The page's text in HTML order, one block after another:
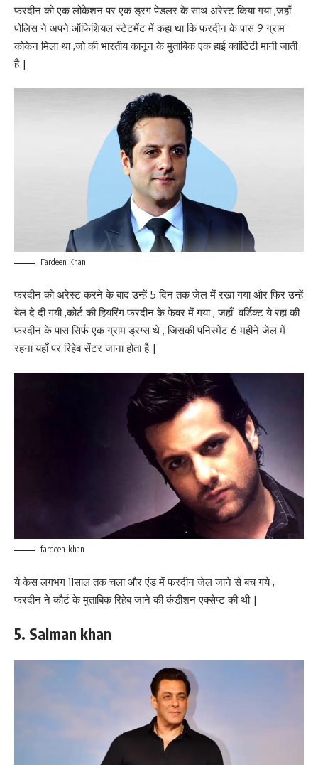
फरदीन को एक लोकेशन पर एक ड्रग पेडलर के साथ अरेस्ट किया गया ,जहाँ
पोलिस ने अपने ऑफिशियल स्टेटमेंट में कहा था कि फरदीन के पास 9 ग्राम
कोकेन मिला था ,जो की भारतीय कानून के मुताबिक एक हाई क्वांटिटी मानी जाती
है |
Fardeen Khan
फरदीन को अरेस्ट करने के बाद उन्हें 5 दिन तक जेल में रखा गया और फिर उन्हें
बेल दे दी गयी ,कोर्ट की हियरिंग फरदीन के फेवर में गया , जहाँ वर्डिक्ट ये रहा की
फरदीन के पास सिर्फ एक ग्राम ड्रग्स थे , जिसकी पनिस्मेंट 6 महीने जेल में
रहना यहाँ पर रिहेब सेंटर जाना होता है |
fardeen-khan
ये केस लगभग 11साल तक चला और एंड में फरदीन जेल जाने से बच गये ,
फरदीन ने कौर्ट के मुताबिक रिहेब जाने की कंडीशन एक्सेप्ट की थी |
5. Salman khan